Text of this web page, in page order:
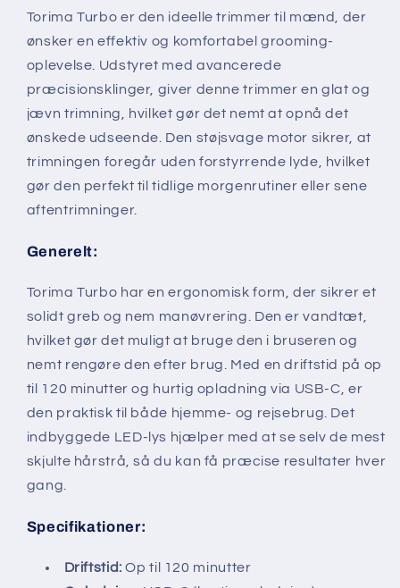
Torima Turbo er den ideelle trimmer til mænd, der
ønsker en effektiv og komfortabel grooming-
oplevelse. Udstyret med avancerede
præcisionsklinger, giver denne trimmer en glat og
jævn trimning, hvilket gør det nemt at opnå det
ønskede udseende. Den støjsvage motor sikrer, at
trimningen foregår uden forstyrrende lyde, hvilket
gør den perfekt til tidlige morgenrutiner eller sene
aftentrimninger.
Generelt:
Torima Turbo har en ergonomisk form, der sikrer et
solidt greb og nem manøvrering. Den er vandtæt,
hvilket gør det muligt at bruge den i bruseren og
nemt rengøre den efter brug. Med en driftstid på op
til 120 minutter og hurtig opladning via USB-C, er
den praktisk til både hjemme- og rejsebrug. Det
indbyggede LED-lys hjælper med at se selv de mest
skjulte hårstrå, så du kan få præcise resultater hver
gang.
Specifikationer:
Driftstid: Op til 120 minutter